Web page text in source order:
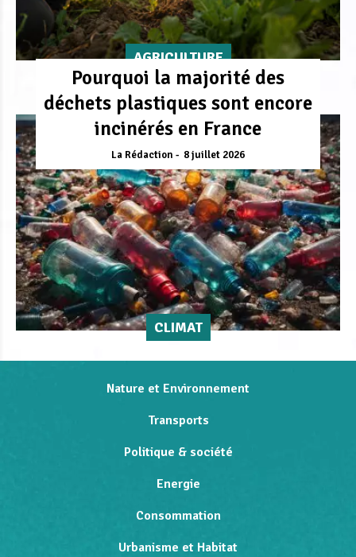
AGRICULTURE
Pourquoi la majorité des
déchets plastiques sont encore
incinérés en France
La Rédaction 8 juillet 2026
CLIMAT
Nature et Environnement
Transports
Politique & société
Energie
Consommation
Urbanisme et Habitat